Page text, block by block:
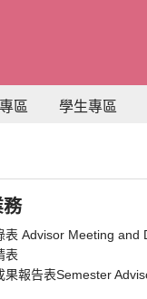
區 學生專區
務
表 Advisor Meeting and
表
果報告表Semester